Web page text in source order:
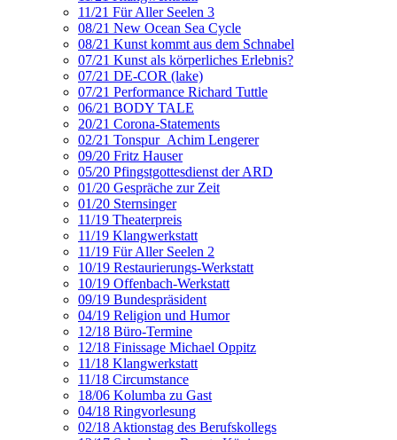
11/21 Für Aller Seelen 3
08/21 New Ocean Sea Cycle
08/21 Kunst kommt aus dem Schnabel
07/21 Kunst als körperliches Erlebnis?
07/21 DE-COR (lake)
07/21 Performance Richard Tuttle
06/21 BODY TALE
20/21 Corona-Statements
02/21 Tonspur_Achim Lengerer
09/20 Fritz Hauser
05/20 Pfingstgottesdienst der ARD
01/20 Gespräche zur Zeit
01/20 Sternsinger
11/19 Theaterpreis
11/19 Klangwerkstatt
11/19 Für Aller Seelen 2
10/19 Restaurierungs-Werkstatt
10/19 Offenbach-Werkstatt
09/19 Bundespräsident
04/19 Religion und Humor
12/18 Büro-Termine
12/18 Finissage Michael Oppitz
11/18 Klangwerkstatt
11/18 Circumstance
18/06 Kolumba zu Gast
04/18 Ringvorlesung
02/18 Aktionstag des Berufskollegs